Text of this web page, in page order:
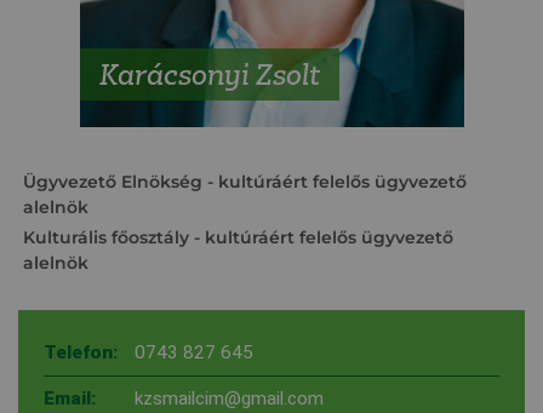
Karácsonyi Zsolt
Ügyvezető Elnökség - kultúráért felelős ügyvezető
alelnök
Kulturális főosztály - kultúráért felelős ügyvezető
alelnök
Telefon: 0743 827 645
Email: kzsmailcim@gmail.com